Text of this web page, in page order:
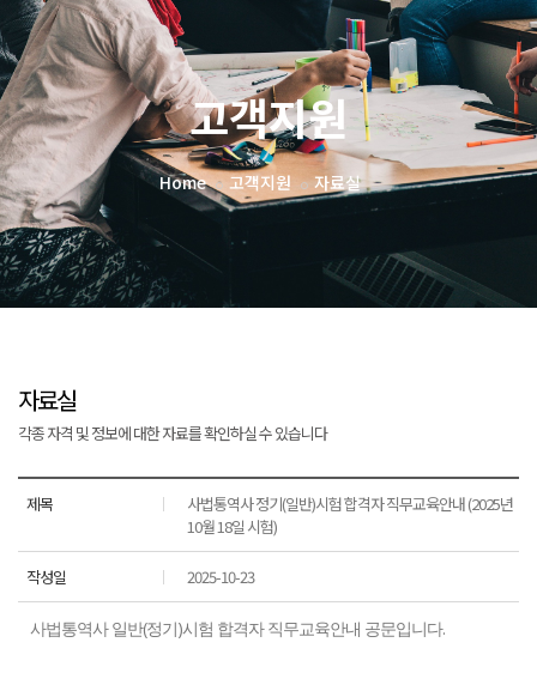
고객지원
Home 고객지원 자료실
자료실
각종 자격 및 정보에 대한 자료를 확인하실 수 있습니다
제목
사법통역사 정기(일반)시험 합격자 직무교육안내 (2025년
10월 18일 시험)
작성일 2025-10-23
사법통역사 일반(정기)시험 합격자 직무교육안내 공문입니다.